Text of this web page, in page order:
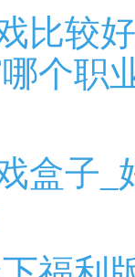
比较
个职
盒子_